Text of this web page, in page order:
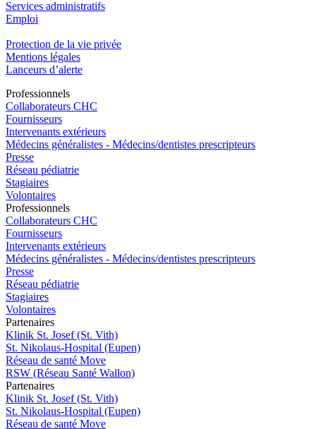
Services administratifs
Emploi​
Protection de la vie privée
Mentions légales
Lanceurs d’alerte
Professionnels
Collaborateurs CHC
Fournisseurs
Intervenants extérieurs
Médecins généralistes - Médecins/dentistes prescripteurs
Presse
Réseau pédiatrie
Stagiaires
Volontaires
Professionnels
Collaborateurs CHC
Fournisseurs
Intervenants extérieurs
Médecins généralistes - Médecins/dentistes prescripteurs
Presse
Réseau pédiatrie
Stagiaires
Volontaires
Partenaires
Klinik St. Josef (St. Vith)
St. Nikolaus-Hospital (Eupen)
Réseau de santé Move
RSW (Réseau Santé Wallon)
Partenaires
Klinik St. Josef (St. Vith)
St. Nikolaus-Hospital (Eupen)
Réseau de santé Move